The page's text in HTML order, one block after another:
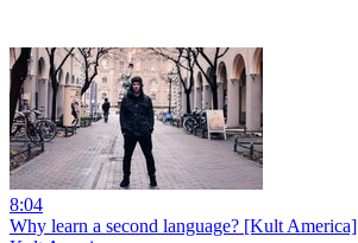
8:04
Why learn a second language? [Kult America]